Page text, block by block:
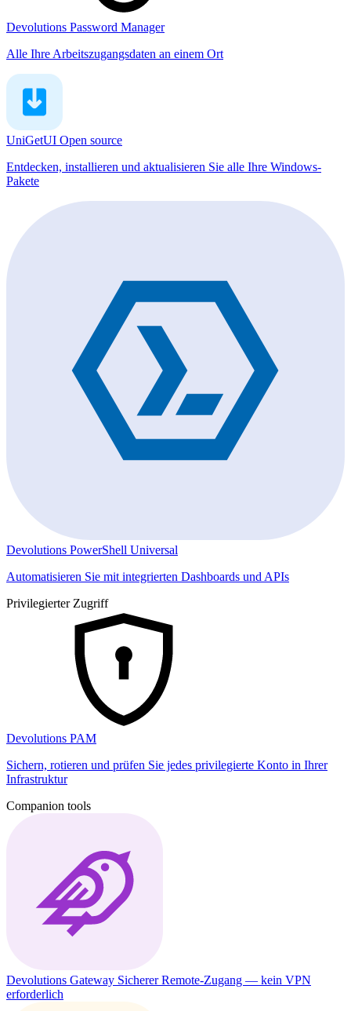
Devolutions Password Manager
Alle Ihre Arbeitszugangsdaten an einem Ort
UniGetUI Open source
Entdecken, installieren und aktualisieren Sie alle Ihre Windows-
Pakete
Devolutions PowerShell Universal
Automatisieren Sie mit integrierten Dashboards und APIs
Privilegierter Zugriff
Devolutions PAM
Sichern, rotieren und prüfen Sie jedes privilegierte Konto in Ihrer
Infrastruktur
Companion tools
Devolutions Gateway Sicherer Remote-Zugang — kein VPN
erforderlich